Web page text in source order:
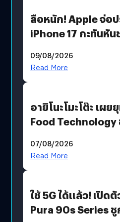
ลือหนัก! Apple จ่อ
iPhone 17 กะทันหัน
09/08/2026
Read More
อายิโนะโมะโต๊ะ เผ
Food Technology
บริโภคและ B2B
07/08/2026
Read More
ใช้ 5G ได้แล้ว! เปิด
Pura 90s Series